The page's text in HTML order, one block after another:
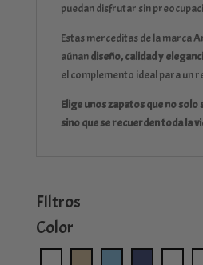
puedan disfrutar sin
Estas merceditas de la marca
aúnandiseño, calidad y
el complemento ideal para un
Elige unos zapatos que no solo
sino que se recuerden toda la
FIltros
Color